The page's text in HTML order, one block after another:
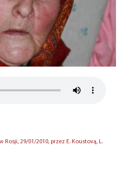
29/01/2010, przez E. Koustovą, L.